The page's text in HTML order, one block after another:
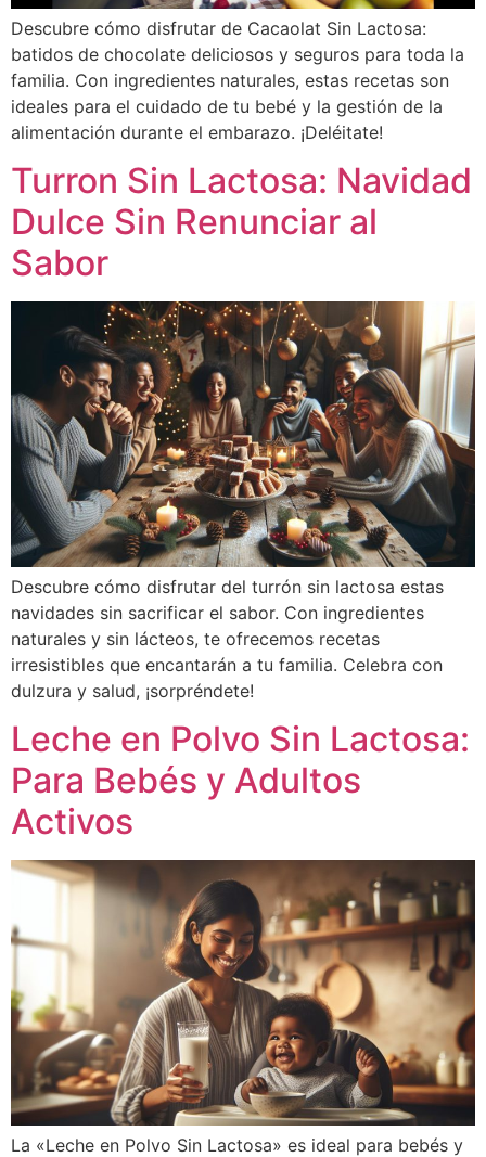
Descubre cómo disfrutar de Cacaolat Sin Lactosa:
batidos de chocolate deliciosos y seguros para toda la
familia. Con ingredientes naturales, estas recetas son
ideales para el cuidado de tu bebé y la gestión de la
alimentación durante el embarazo. ¡Deléitate!
Turron Sin Lactosa: Navidad
Dulce Sin Renunciar al
Sabor
Descubre cómo disfrutar del turrón sin lactosa estas
navidades sin sacrificar el sabor. Con ingredientes
naturales y sin lácteos, te ofrecemos recetas
irresistibles que encantarán a tu familia. Celebra con
dulzura y salud, ¡sorpréndete!
Leche en Polvo Sin Lactosa:
Para Bebés y Adultos
Activos
La «Leche en Polvo Sin Lactosa» es ideal para bebés y